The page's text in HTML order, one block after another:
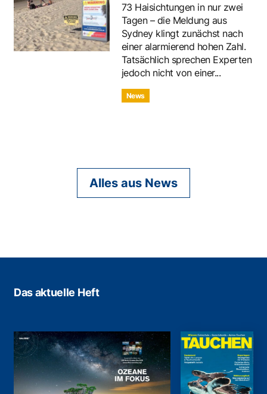
73 Haisichtungen in nur zwei
Tagen – die Meldung aus
Sydney klingt zunächst nach
einer alarmierend hohen Zahl.
Tatsächlich sprechen Experten
jedoch nicht von einer...
News
Alles aus News
Das aktuelle Heft